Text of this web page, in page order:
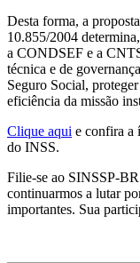
Desta forma, a
10.855/2004
a CONDSEF e a
técnica e de
Seguro Social,
eficiência da missão
Clique aqui e confira a
do INSS.
Filie-se ao SINSSP-BR
continuarmos a lutar
importantes. Sua